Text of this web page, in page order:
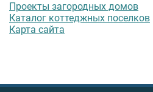
Проекты загородных домов
Каталог коттеджных поселков
Карта сайта